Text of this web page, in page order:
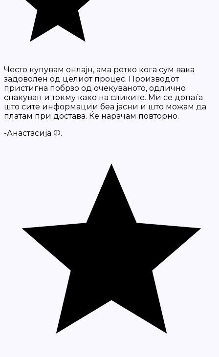
Често купувам онлајн, ама ретко кога сум вака
задоволен од целиот процес. Производот
пристигна побрзо од очекуваното, одлично
спакуван и токму како на сликите. Ми се допаѓа
што сите информации беа јасни и што можам да
платам при достава. Ќе нарачам повторно.
-Анастасија Ф.